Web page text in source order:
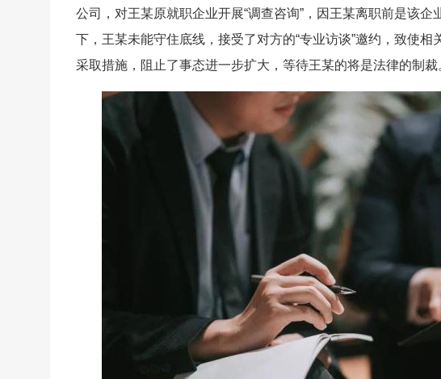
公司，对王某原就职企业开展“调查咨询”，因王某离职前是该
下，王某未能守住底线，接受了对方的“专业访谈”邀约，致使
采取措施，阻止了事态进一步扩大，等待王某的将是法律的制裁